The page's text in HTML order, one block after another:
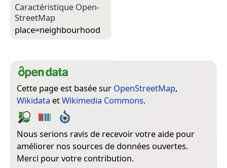
Caractéristique Open­
Street­Map
place=­neighbourhood
Cette page est basée sur OpenStreetMap,
Wikidata etWikimedia Commons.
Nous serions ravis de recevoir votre aide pour
améliorer nos sources de données ouvertes.
Merci pour votre contribution.